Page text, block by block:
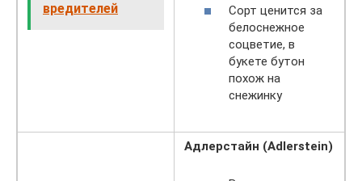
вредителей
Сорт ценится за
белоснежное
соцветие, в
букете бутон
похож на
снежинку
Адлерстайн (Adlerstein)